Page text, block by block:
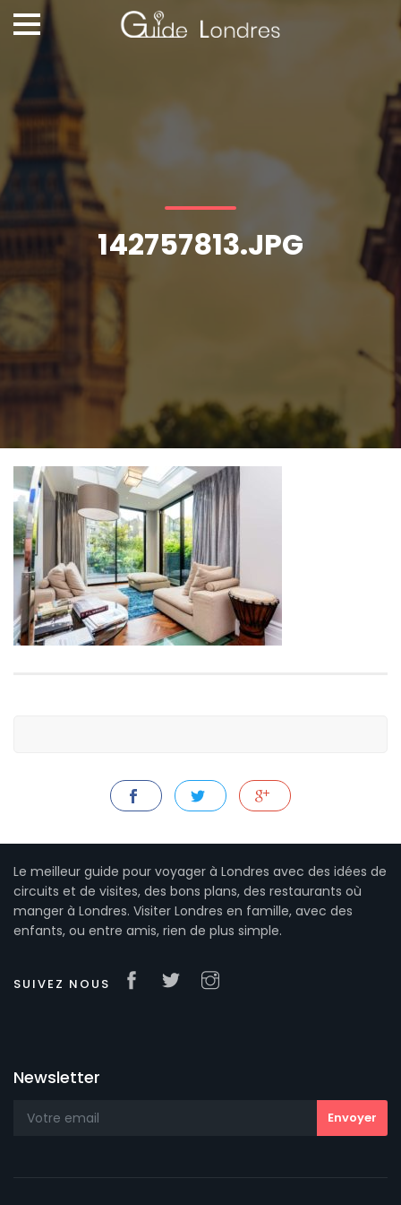
142757813.JPG
Le meilleur guide pour voyager à Londres avec des idées de
circuits et de visites, des bons plans, des restaurants où
manger à Londres. Visiter Londres en famille, avec des
enfants, ou entre amis, rien de plus simple.
SUIVEZ NOUS
Newsletter